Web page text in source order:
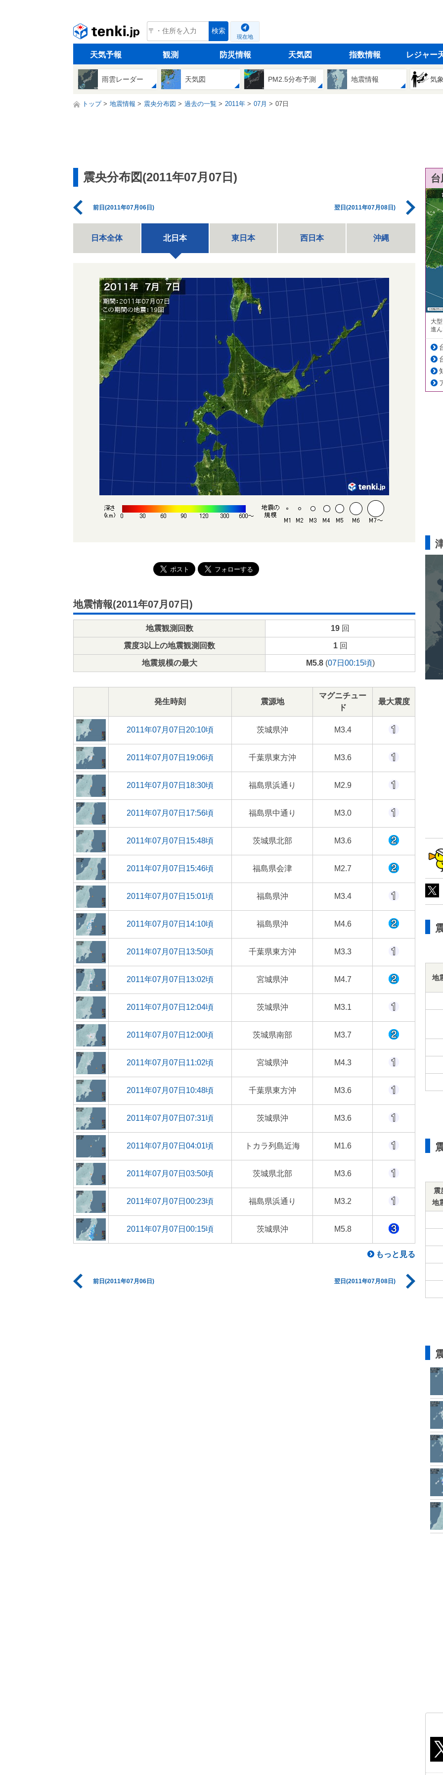
tenki.jp 検索
現在地
天気予報 観測 防災情報 天気図 指数情報 レジャー
雨雲レーダー 天気図 PM2.5分布予測 地震情報 気
トップ 地震情報 震央分布図 過去の一覧 2011年 07月 07日
震央分布図(2011年07月07日)
前日(2011年07月06日) 翌日(2011年07月08日)
日本全体 北日本 東日本 西日本 沖縄
地震情報(2011年07月07日)
地震観測回数 19 回
震度3以上の地震観測回数 1回
地震規模の最大 M5.8(07日00:15頃)
発生時刻 震源地
マグニチュー
ド
最大震度
2011年07月07日20:10頃 茨城県沖 M3.4
2011年07月07日19:06頃 千葉県東方沖 M3.6
2011年07月07日18:30頃 福島県浜通り M2.9
2011年07月07日17:56頃 福島県中通り M3.0
2011年07月07日15:48頃 茨城県北部 M3.6
2011年07月07日15:46頃 福島県会津 M2.7
2011年07月07日15:01頃 福島県沖 M3.4
2011年07月07日14:10頃 福島県沖 M4.6
2011年07月07日13:50頃 千葉県東方沖 M3.3
2011年07月07日13:02頃 宮城県沖 M4.7
2011年07月07日12:04頃 茨城県沖 M3.1
2011年07月07日12:00頃 茨城県南部 M3.7
2011年07月07日11:02頃 宮城県沖 M4.3
2011年07月07日10:48頃 千葉県東方沖 M3.6
2011年07月07日07:31頃 茨城県沖 M3.6
2011年07月07日04:01頃 トカラ列島近海 M1.6
2011年07月07日03:50頃 茨城県北部 M3.6
2011年07月07日00:23頃 福島県浜通り M3.2
2011年07月07日00:15頃 茨城県沖 M5.8
もっと見る
前日(2011年07月06日) 翌日(2011年07月08日)
大
進
地
震
地